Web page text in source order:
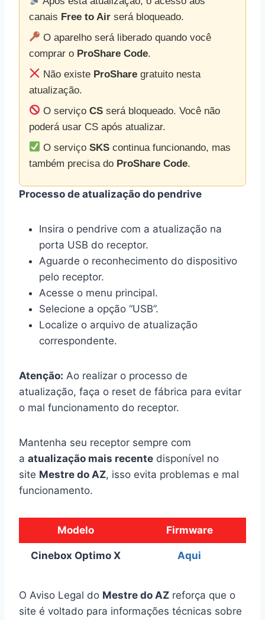
canais Free to Air será bloqueado.
O aparelho será liberado quando você
comprar o ProShare Code.
Não existe ProShare gratuito nesta
atualização.
O serviçoCS será bloqueado. Você não
poderá usar CS após atualizar.
O serviçoSKS continua funcionando, mas
também precisa do ProShare Code.
Processo de atualização do pendrive
Insira o pendrive com a atualização na
porta USB do receptor.
Aguarde o reconhecimento do dispositivo
pelo receptor.
Acesse o menu principal.
Selecione a opção “USB”.
Localize o arquivo de atualização
correspondente.
Atenção: Ao realizar o processo de
atualização, faça o reset de fábrica para evitar
o mal funcionamento do receptor.
Mantenha seu receptor sempre com
a atualização mais recente disponível no
site Mestre do AZ, isso evita problemas e mal
funcionamento.
Modelo Firmware
Cinebox Optimo X Aqui
O Aviso Legal do Mestre do AZ reforça que o
site é voltado para informações técnicas sobre